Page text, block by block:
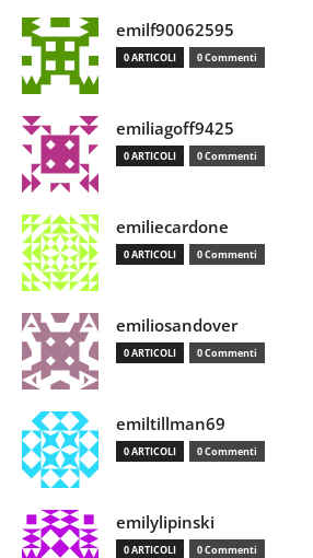
emilf90062595
0 ARTICOLI 0 Commenti
emiliagoff9425
0 ARTICOLI 0 Commenti
emiliecardone
0 ARTICOLI 0 Commenti
emiliosandover
0 ARTICOLI 0 Commenti
emiltillman69
0 ARTICOLI 0 Commenti
emilylipinski
0 ARTICOLI 0 Commenti